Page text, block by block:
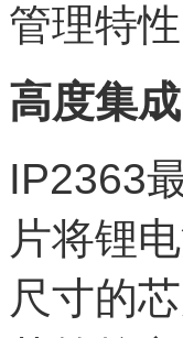
管理特
高度集
IP2363
片将锂
尺寸的